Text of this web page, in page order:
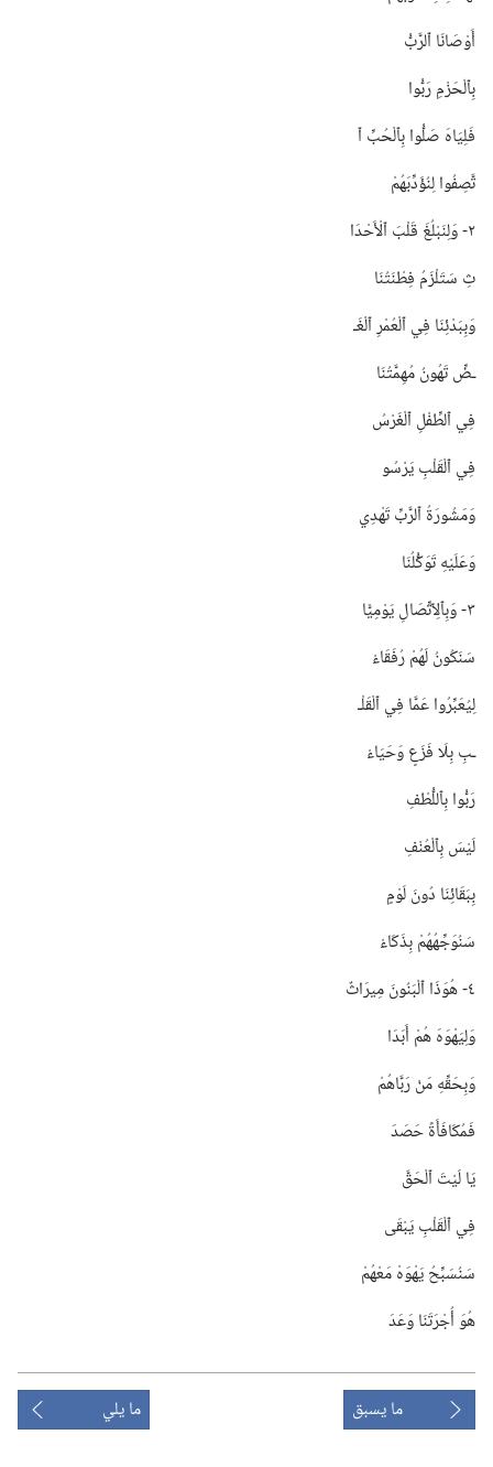
أَوْصَانَا ٱلرَّبُّ
بِٱلْحَزْمِ رَبُّوا
فَلِيَاهَ صَلُّوا بِٱلْحُبِّ ٱ
تَّصِفُوا لِنُؤَدِّبَهُمْ
٢-‏ وَلِنَبْلُغَ قَلْبَ ٱلْأَحْدَا
ثِ سَتَلْزَمُ فِطْنَتُنَا
وَبِبَدْئِنَا فِي ٱلْعُمْرِ ٱلْغَـ‍
ـضِّ تَهُونُ مُهِمَّتُنَا
فِي ٱلطِّفْلِ ٱلْغَرْسُ
فِي ٱلْقَلْبِ يَرْسُو
وَمَشُورَةُ ٱلرَّبِّ تَهْدِي
وَعَلَيْهِ تَوَكُّلُنَا
٣-‏ وَبِٱلِٱتِّصَالِ يَوْمِيًّا
سَنَكُونُ لَهُمْ رُفَقَاءْ
لِيُعَبِّرُوا عَمَّا فِي ٱلْقَلْـ‍
ـبِ بِلَا فَزَعٍ وَحَيَاءْ
رَبُّوا بِٱللُّطْفِ
لَيْسَ بِٱلْعُنْفِ
بِبَقَائِنَا دُونَ لَوْمٍ
سَنُوَجِّهُهُمْ بِذَكَاءْ
٤-‏ هُوَذَا ٱلْبَنُونَ مِيرَاثٌ
وَلِيَهْوَهَ هُمْ أَبَدَا
وَبِحَقِّهِ مَنْ رَبَّاهُمْ
فَمُكَافَأَةً حَصَدَ
يَا لَيْتَ ٱلْحَقَّ
فِي ٱلْقَلْبِ يَبْقَى
سَنُسَبِّحُ يَهْوَهْ مَعْهُمْ
هُوَ أُجْرَتَنَا وَعَدَ
ما يسبق ما يلي